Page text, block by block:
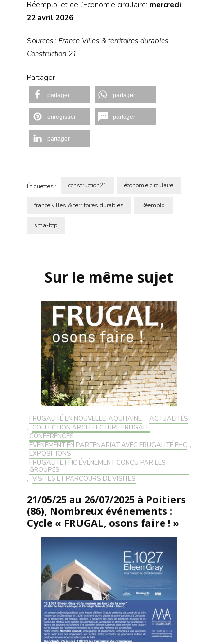
Réemploi et de l’Economie circulaire: mercredi
22 avril 2026
Sources : France Villes & territoires durables,
Construction 21
Partager
partager partager
enregistrer partager
partager
Étiquettes : construction21 économie circulaire
france villes & territoires durables Réemploi
sma-btp
Sur le même sujet
FRUGALITÉ EN NOUVELLE-AQUITAINE , ACTUALITÉS
, COLLECTION ARCHITECTURE FRUGALE ,
CONFÉRENCES ,
EVÉNEMENT EN PARTENARIAT AVEC FRUGALITÉ FHC ,
EXPOSITIONS ,
FRUGALITÉ FHC ÉVÉNEMENT CONÇU PAR LES
GROUPES
, VISITES ET PARCOURS DE VISITES
21/05/25 au 26/07/2025 à Poitiers
(86), Nombreux événements :
Cycle « FRUGAL, osons faire ! »